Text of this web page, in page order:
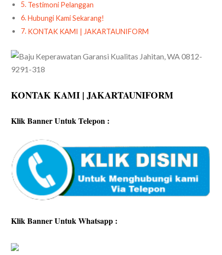
Testimoni Pelanggan
Hubungi Kami Sekarang!
KONTAK KAMI | JAKARTAUNIFORM
KONTAK KAMI | JAKARTAUNIFORM
Klik Banner Untuk Telepon :
Klik Banner Untuk Whatsapp :